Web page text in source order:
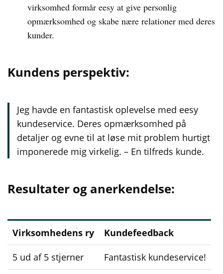
virksomhed formår eesy at give personlig
opmærksomhed og skabe nære relationer med deres
kunder.
Kundens perspektiv:
Jeg havde en fantastisk oplevelse med eesy
kundeservice. Deres opmærksomhed på
detaljer og evne til at løse mit problem hurtigt
imponerede mig virkelig. – En tilfreds kunde.
Resultater og anerkendelse:
Virksomhedens ry Kundefeedback
5 ud af 5 stjerner Fantastisk kundeservice!